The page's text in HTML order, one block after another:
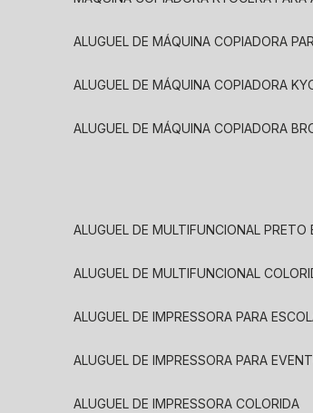
ALUGUEL DE MÁQUINA COPIADORA
ALUGUEL DE MÁQUINA COPIADORA
ALUGUEL DE MÁQUINA COPIADORA
ALUGUEL DE MULTIFUNCIONAL PRETO
ALUGUEL DE MULTIFUNCIONAL
ALUGUEL DE IMPRESSORA PARA
ALUGUEL DE IMPRESSORA PARA
ALUGUEL DE IMPRESSORA COLORIDA